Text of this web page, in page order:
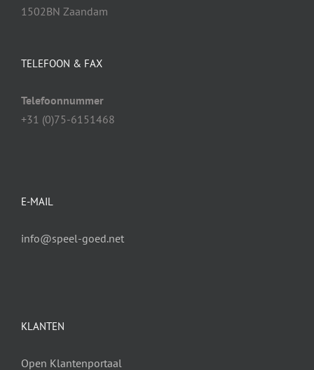
1502BN Zaandam
TELEFOON & FAX
Telefoonnummer
+31 (0)75-6151468
E-MAIL
info@speel-goed.net
KLANTEN
Open Klantenportaal